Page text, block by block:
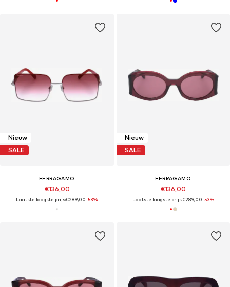
Nieuw
SALE
FERRAGAMO
€136,00
Laatste laagste prijs:€289,00-53%
Nieuw
SALE
FERRAGAMO
€136,00
Laatste laagste prijs:€289,00-53%